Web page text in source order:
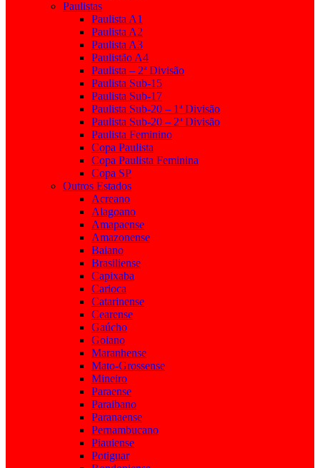
Paulistas
Paulista A1
Paulista A2
Paulista A3
Paulistão A4
Paulista – 2ª Divisão
Paulista Sub-15
Paulista Sub-17
Paulista Sub-20 – 1ª Divisão
Paulista Sub-20 – 2ª Divisão
Paulista Feminino
Copa Paulista
Copa Paulista Feminina
Copa SP
Outros Estados
Acreano
Alagoano
Amapaense
Amazonense
Baiano
Brasiliense
Capixaba
Carioca
Catarinense
Cearense
Gaúcho
Goiano
Maranhense
Mato-Grossense
Mineiro
Paraense
Paraibano
Paranaense
Pernambucano
Piauiense
Potiguar